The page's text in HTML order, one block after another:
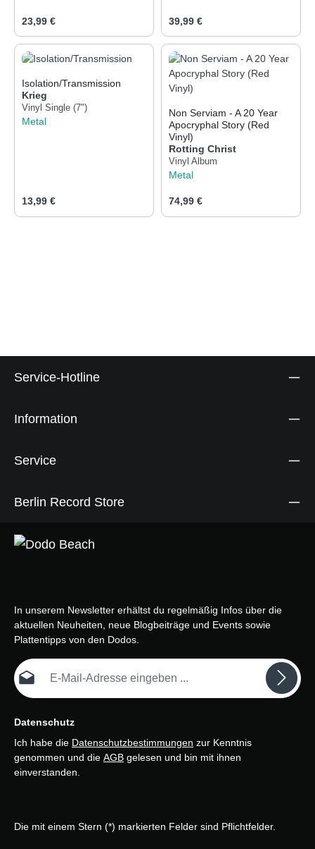
Regulärer Preis:
23,99 € Regulärer Preis:
39,99 €
Isolation/Transmission
Krieg
Vinyl Single (7")
Metal
Regulärer Preis:
13,99 €
Non Serviam - A 20 Year
Apocryphal Story (Red
Vinyl)
Rotting Christ
Vinyl Album
Metal
Regulärer Preis:
74,99 €
Service-Hotline
Information
Service
Berlin Record Store
In unserem Newsletter erhältst du regelmäßig Infos über die
aktuellen Neuheiten, neue Blogbeiträge und Events sowie
Plattentipps von den Dodos.
E-Mail-Adresse*
Datenschutz
Ich habe die Datenschutzbestimmungen zur Kenntnis
genommen und die AGB gelesen und bin mit ihnen
einverstanden.
Die mit einem Stern (*) markierten Felder sind Pflichtfelder.